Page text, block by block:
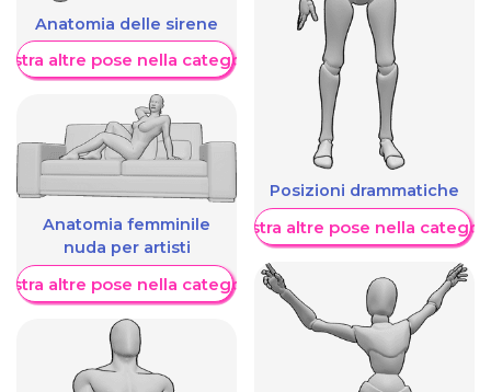
Anatomia delle sirene
altre pose nella categoria
Anatomia femminile
nuda per artisti
altre pose nella categoria
Posizioni drammatiche
Mostra altre pose nella